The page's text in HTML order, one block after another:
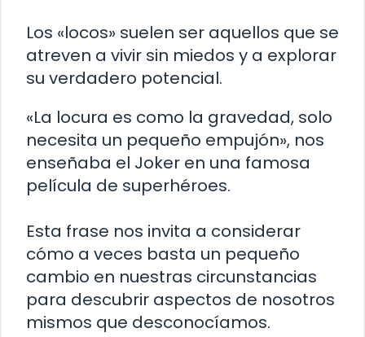
Los «locos» suelen ser aquellos que se
atreven a vivir sin miedos y a explorar
su verdadero potencial.
«La locura es como la gravedad, solo
necesita un pequeño empujón», nos
enseñaba el Joker en una famosa
película de superhéroes.
Esta frase nos invita a considerar
cómo a veces basta un pequeño
cambio en nuestras circunstancias
para descubrir aspectos de nosotros
mismos que desconocíamos.